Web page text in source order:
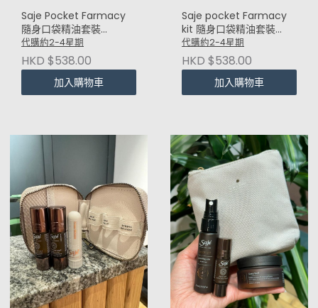
Saje Pocket Farmacy
隨身口袋精油套裝
(Physical Edition) 解決
身體小毛病
代購約2-4星期
HKD $538.00
加入購物車
Saje pocket Farmacy
kit 隨身口袋精油套裝
(Mindful edition) 照顧
心靈系列
代購約2-4星期
HKD $538.00
加入購物車